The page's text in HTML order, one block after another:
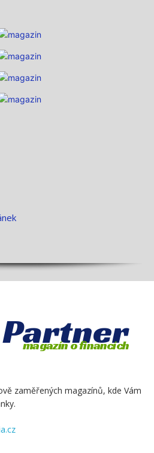
magazín o financích
zaměřených magazínů, kde Vám